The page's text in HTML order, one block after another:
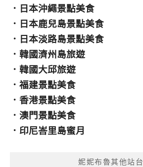
． 日本沖繩景點美食
． 日本鹿兒島景點美食
． 日本淡路島景點美食
． 韓國濟州島旅遊
． 韓國大邱旅遊
． 福建景點美食
． 香港景點美食
． 澳門景點美食
． 印尼峇里島蜜月
妮妮布魯其他站台